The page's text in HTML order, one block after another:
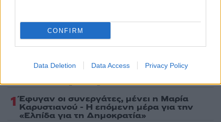
CONFIRM
Data Deletion Data Access Privacy Policy
1 Έφυγαν οι συνεργάτες, μένει η Μαρία
Καρυστιανού - Η επόμενη μέρα για την
«Ελπίδα για τη Δημοκρατία»